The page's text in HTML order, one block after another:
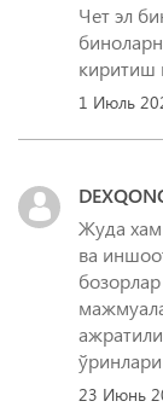
Чет эл
киритиш
1 Июль
Жуда хам
ва
23 Июнь